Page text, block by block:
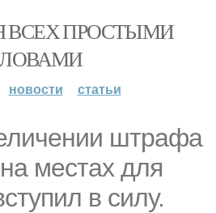
ВСЕХ ПРОСТЫМИ
новости статьи
штрафа
местах для
в силу.